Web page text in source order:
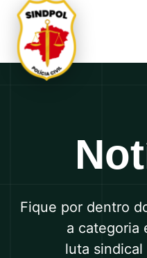
Fique por dentro
a categoria
luta sindical